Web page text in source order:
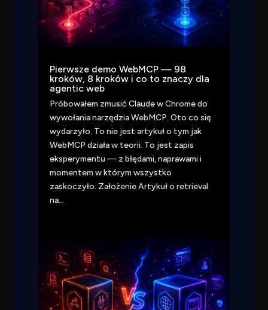
Pierwsze demo WebMCP — 98
kroków, 8 kroków i co to znaczy dla
agentic web
Próbowałem zmusić Claude w Chrome do
wywołania narzędzia WebMCP. Oto co się
wydarzyło. To nie jest artykuł o tym jak
WebMCP działa w teorii. To jest zapis
eksperymentu — z błędami, naprawami i
momentem w którym wszystko
zaskoczyło. Założenie Artykuł o retrieval
na…